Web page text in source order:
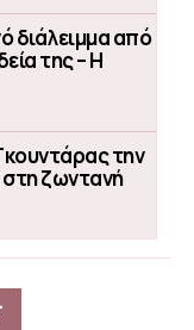
διάλειμμα από
της – Η
την
στη ζωντανή